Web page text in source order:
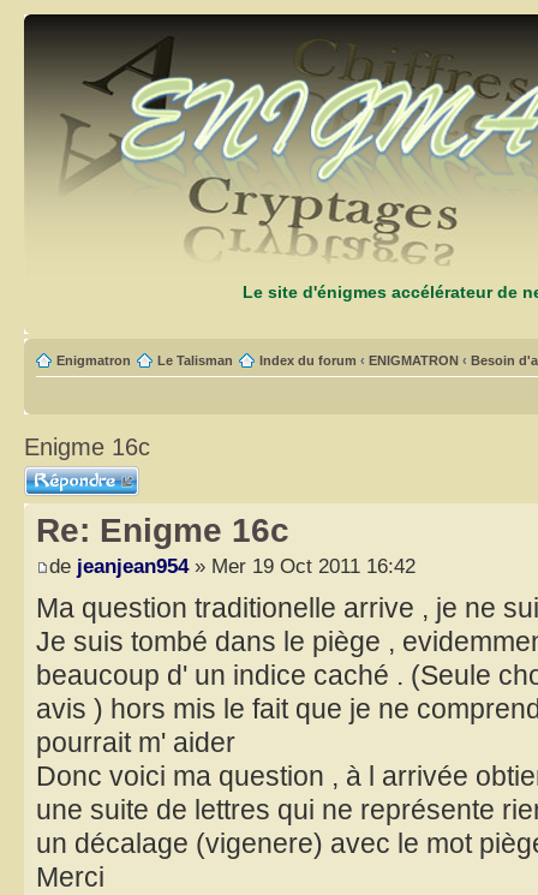
Le site d'énigmes accélérateur de
Enigmatron Le Talisman Index du forum ‹ ENIGMATRON ‹ Besoin
Enigme 16c
Répondre
Re: Enigme 16c
de jeanjean954» Mer 19 Oct 2011 16:42
Ma question traditionelle arrive , je ne
Je suis tombé dans le piège ,
beaucoup d' un indice caché . (Seule
avis ) hors mis le fait que je ne
pourrait m' aider
Donc voici ma question , à l arrivée
une suite de lettres qui ne représente
un décalage (vigenere) avec le mot
Merci